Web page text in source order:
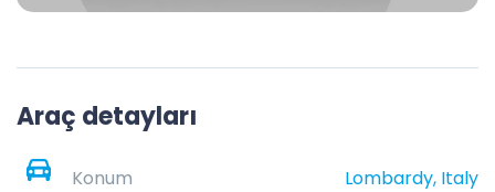
Araç detayları
Konum
Lombardy, Italy